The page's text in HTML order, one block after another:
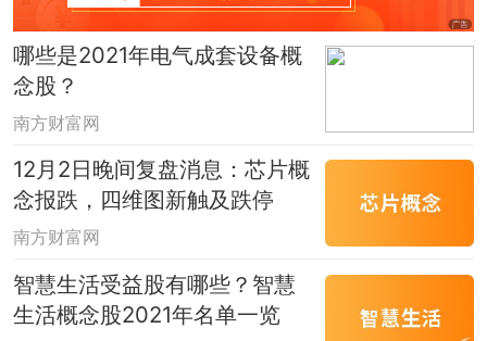
数据由南方财富网提供，仅供参考，不构
成投资建议，股市有风险，投资需谨慎，
据此操作，风险自担。
哪些是2021年电气成套设备概
念股？
南方财富网
12月2日晚间复盘消息：芯片概
念报跌，四维图新触及跌停
南方财富网
智慧生活受益股有哪些？智慧
生活概念股2021年名单一览